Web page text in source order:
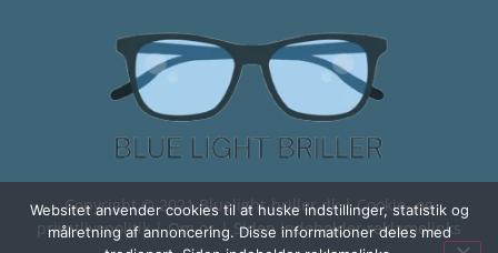
Copyright © 2021 Bluelight-briller.dk |Cookie- og
privatlivspolitik|Om os| Siden indeholder reklamelinks
Websitet anvender cookies til at huske indstillinger, statistik og
målretning af annoncering. Disse informationer deles med